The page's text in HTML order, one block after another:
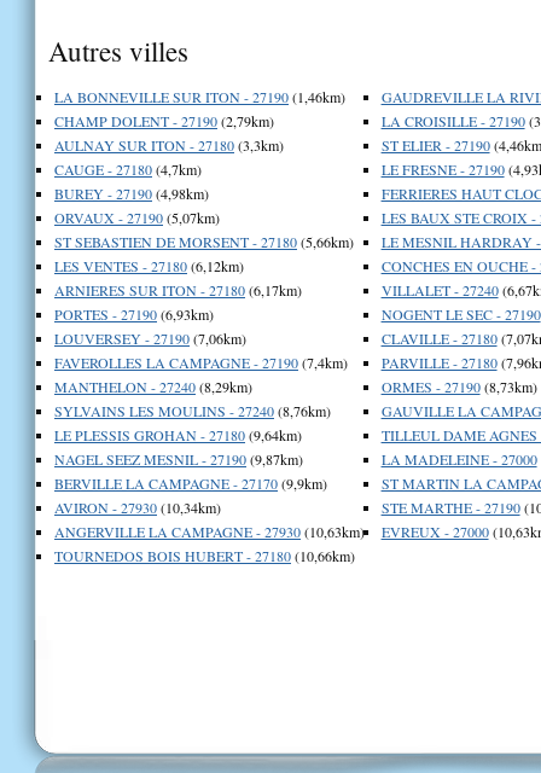
Autres villes
LA BONNEVILLE SUR ITON - 27190(1,46km)
CHAMP DOLENT - 27190(2,79km)
AULNAY SUR ITON - 27180(3,3km)
CAUGE - 27180(4,7km)
BUREY - 27190(4,98km)
ORVAUX - 27190(5,07km)
ST SEBASTIEN DE MORSENT - 27180(5,66km)
LES VENTES - 27180(6,12km)
ARNIERES SUR ITON - 27180(6,17km)
PORTES - 27190(6,93km)
LOUVERSEY - 27190(7,06km)
FAVEROLLES LA CAMPAGNE - 27190(7,4km)
MANTHELON - 27240(8,29km)
SYLVAINS LES MOULINS - 27240(8,76km)
LE PLESSIS GROHAN - 27180(9,64km)
NAGEL SEEZ MESNIL - 27190(9,87km)
BERVILLE LA CAMPAGNE - 27170(9,9km)
AVIRON - 27930(10,34km)
ANGERVILLE LA CAMPAGNE - 27930(10,63km)
TOURNEDOS BOIS HUBERT - 27180(10,66km)
GAUDREVILLE LA
LA CROISILLE - 27190
ST ELIER - 27190
LE FRESNE - 27190
FERRIERES HAUT
LES BAUX STE CROIX -
LE MESNIL HARDRAY -
CONCHES EN OUCHE -
VILLALET - 27240
NOGENT LE SEC - 27190
CLAVILLE - 27180
PARVILLE - 27180
ORMES - 27190(8,73km)
GAUVILLE LA
TILLEUL DAME AGNES
LA MADELEINE - 27000
ST MARTIN LA
STE MARTHE - 27190
EVREUX - 27000